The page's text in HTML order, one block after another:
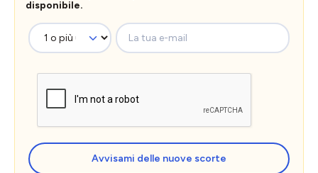
disponibile.
La tua e-mail
Avvisami delle nuove scorte